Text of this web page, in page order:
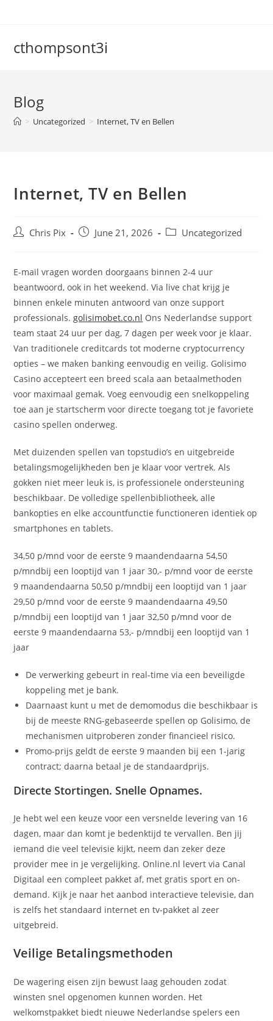
cthompsont3i
Blog
> Uncategorized > Internet, TV en Bellen
Internet, TV en Bellen
Chris Pix June 21, 2026 Uncategorized
E-mail vragen worden doorgaans binnen 2-4 uur
beantwoord, ook in het weekend. Via live chat krijg je
binnen enkele minuten antwoord van onze support
professionals.golisimobet.co.nl Ons Nederlandse support
team staat 24 uur per dag, 7 dagen per week voor je klaar.
Van traditionele creditcards tot moderne cryptocurrency
opties – we maken banking eenvoudig en veilig. Golisimo
Casino accepteert een breed scala aan betaalmethoden
voor maximaal gemak. Voeg eenvoudig een snelkoppeling
toe aan je startscherm voor directe toegang tot je favoriete
casino spellen onderweg.
Met duizenden spellen van topstudio’s en uitgebreide
betalingsmogelijkheden ben je klaar voor vertrek. Als
gokken niet meer leuk is, is professionele ondersteuning
beschikbaar. De volledige spellenbibliotheek, alle
bankopties en elke accountfunctie functioneren identiek op
smartphones en tablets.
34,50 p/mnd voor de eerste 9 maandendaarna 54,50
p/mndbij een looptijd van 1 jaar 30,- p/mnd voor de eerste
9 maandendaarna 50,50 p/mndbij een looptijd van 1 jaar
29,50 p/mnd voor de eerste 9 maandendaarna 49,50
p/mndbij een looptijd van 1 jaar 32,50 p/mnd voor de
eerste 9 maandendaarna 53,- p/mndbij een looptijd van 1
jaar
De verwerking gebeurt in real-time via een beveiligde
koppeling met je bank.
Daarnaast kunt u met de demomodus die beschikbaar is
bij de meeste RNG-gebaseerde spellen op Golisimo, de
mechanismen uitproberen zonder financieel risico.
Promo-prijs geldt de eerste 9 maanden bij een 1-jarig
contract; daarna betaal je de standaardprijs.
Directe Stortingen. Snelle Opnames.
Je hebt wel een keuze voor een versnelde levering van 16
dagen, maar dan komt je bedenktijd te vervallen. Ben jij
iemand die veel televisie kijkt, neem dan zeker deze
provider mee in je vergelijking. Online.nl levert via Canal
Digitaal een compleet pakket af, met gratis sport en on-
demand. Kijk je naar het aanbod interactieve televisie, dan
is zelfs het standaard internet en tv-pakket al zeer
uitgebreid.
Veilige Betalingsmethoden
De wagering eisen zijn bewust laag gehouden zodat
winsten snel opgenomen kunnen worden. Het
welkomstpakket biedt nieuwe Nederlandse spelers een